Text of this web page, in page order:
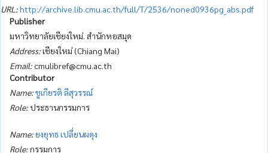
URL:http://archive.lib.cmu.ac.th/full/T/2536/noned0936pg_abs.pdf
Publisher
มหาวิทยาลัยเชียงใหม่. สำนักหอสมุด
Address:เชียงใหม่ (Chiang Mai)
Email:cmulibref@cmu.ac.th
Contributor
Name:ชูเกียรติ ลีสุวรรณ์
Role:ประธานกรรมการ
Name:ยงยุทธ เปลี่ยนผดุง
Role:กรรมการ